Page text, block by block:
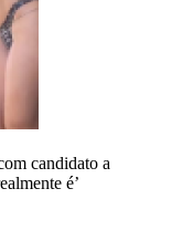
candidato a
é’